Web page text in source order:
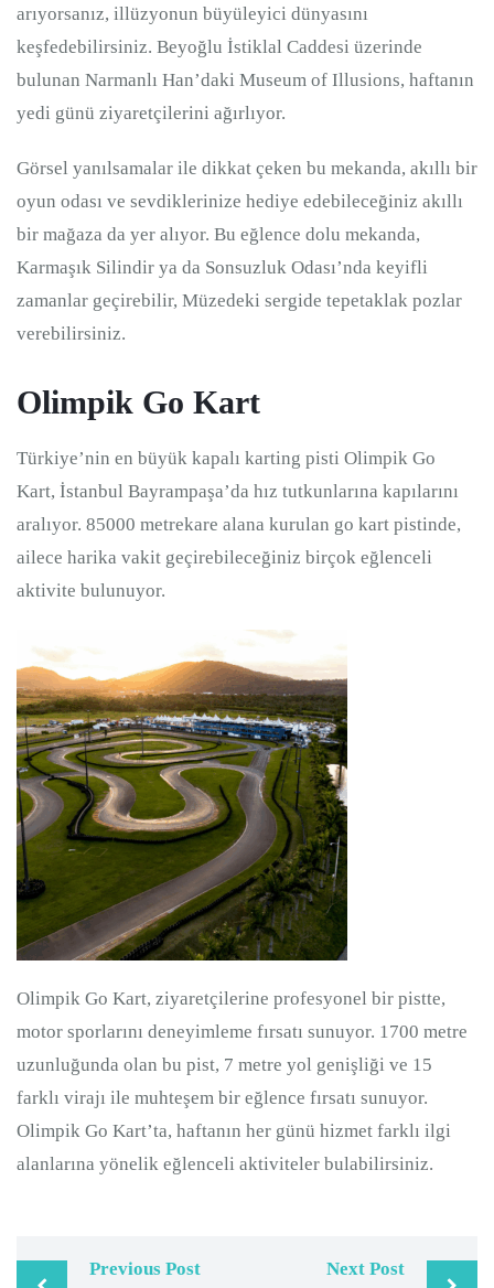
arıyorsanız, illüzyonun büyüleyici dünyasını
keşfedebilirsiniz. Beyoğlu İstiklal Caddesi üzerinde
bulunan Narmanlı Han’daki Museum of Illusions, haftanın
yedi günü ziyaretçilerini ağırlıyor.
Görsel yanılsamalar ile dikkat çeken bu mekanda, akıllı bir
oyun odası ve sevdiklerinize hediye edebileceğiniz akıllı
bir mağaza da yer alıyor. Bu eğlence dolu mekanda,
Karmaşık Silindir ya da Sonsuzluk Odası’nda keyifli
zamanlar geçirebilir, Müzedeki sergide tepetaklak pozlar
verebilirsiniz.
Olimpik Go Kart
Türkiye’nin en büyük kapalı karting pisti Olimpik Go
Kart, İstanbul Bayrampaşa’da hız tutkunlarına kapılarını
aralıyor. 85000 metrekare alana kurulan go kart pistinde,
ailece harika vakit geçirebileceğiniz birçok eğlenceli
aktivite bulunuyor.
Olimpik Go Kart, ziyaretçilerine profesyonel bir pistte,
motor sporlarını deneyimleme fırsatı sunuyor. 1700 metre
uzunluğunda olan bu pist, 7 metre yol genişliği ve 15
farklı virajı ile muhteşem bir eğlence fırsatı sunuyor.
Olimpik Go Kart’ta, haftanın her günü hizmet farklı ilgi
alanlarına yönelik eğlenceli aktiviteler bulabilirsiniz.
Previous Post
Next Post